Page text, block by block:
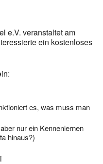
e.V. veranstaltet am
ein kostenloses
es, was muss man
nur ein Kennenlernen
hinaus?)